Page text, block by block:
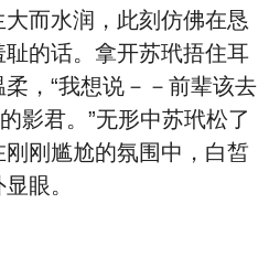
而水润，此刻仿佛在恳
的话。拿开苏玳捂住耳
，“我想说－－前辈该去
影君。”无形中苏玳松了
刚尴尬的氛围中，白皙
眼。